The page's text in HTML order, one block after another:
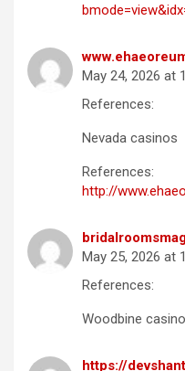
May 24, 2026 at
References:
Nevada casinos
References:
http://
May 25, 2026 at
References:
Woodbine casino
https://